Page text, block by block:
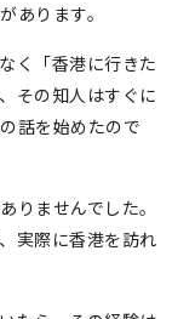
あります。
く「香港に行きた
その知人はすぐに
話を始めたので
りませんでした。
実際に香港を訪れ